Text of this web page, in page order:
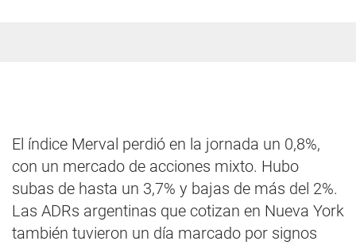
El índice Merval perdió en la jornada un 0,8%,
con un mercado de acciones mixto. Hubo
subas de hasta un 3,7% y bajas de más del 2%.
Las ADRs argentinas que cotizan en Nueva York
también tuvieron un día marcado por signos